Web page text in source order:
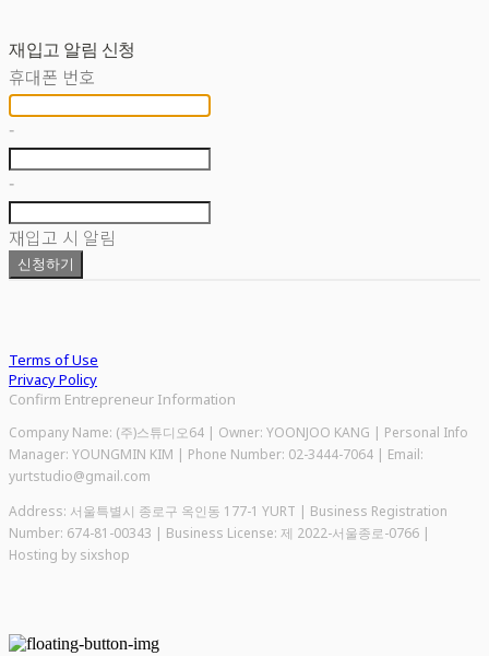
재입고 알림 신청
휴대폰 번호
-
-
재입고 시 알림
신청하기
Terms of Use
Privacy Policy
Confirm Entrepreneur Information
Company Name: (주)스튜디오64 | Owner: YOONJOO KANG | Personal Info
Manager: YOUNGMIN KIM | Phone Number: 02-3444-7064 | Email:
yurtstudio@gmail.com
Address: 서울특별시 종로구 옥인동 177-1 YURT | Business Registration
Number: 674-81-00343 | Business License: 제 2022-서울종로-0766 |
Hosting by sixshop